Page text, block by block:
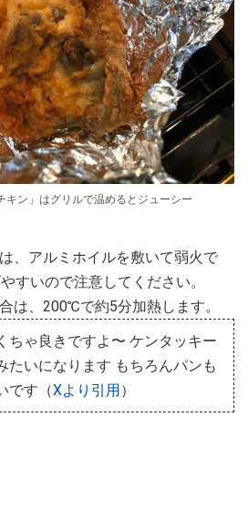
キン」はグリルで温めるとジューシー
、アルミホイルを敷いて弱火で
すいので注意してください。
は、200℃で約5分加熱します。
ちゃ良きですよ〜 ケンタッキー
たいになります もちろんパンも
です（Xより引用 ）